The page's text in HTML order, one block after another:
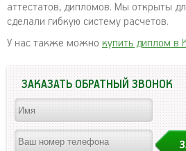
аттестатов, дипломов. Мы открыты
сделали гибкую систему расчетов.
У нас также можно купить диплом в
ЗАКАЗАТЬ ОБРАТНЫЙ ЗВОНОК